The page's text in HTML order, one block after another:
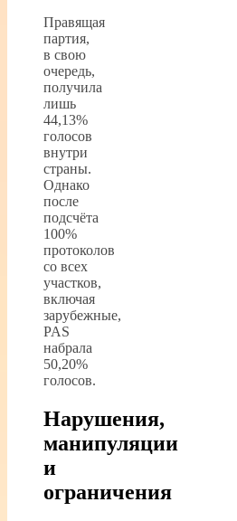
Правящая
партия,
в свою
очередь,
получила
лишь
44,13%
голосов
внутри
страны.
Однако
после
подсчёта
100%
протоколов
со всех
участков,
включая
зарубежные,
PAS
набрала
50,20%
голосов.
Нарушения,
манипуляции
и
ограничения